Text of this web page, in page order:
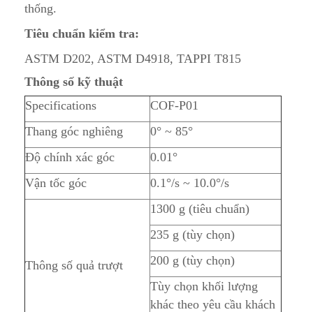
thống.
Tiêu chuẩn kiểm tra:
ASTM D202, ASTM D4918, TAPPI T815
Thông số kỹ thuật
Specifications
COF-P01
Thang góc nghiêng
0° ~ 85°
Độ chính xác góc
0.01°
Vận tốc góc
0.1°/s ~ 10.0°/s
Thông số quả trượt
1300 g (tiêu chuẩn)
235 g (tùy chọn)
200 g (tùy chọn)
Tùy chọn khối lượng
khác theo yêu cầu khách